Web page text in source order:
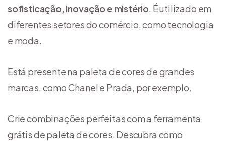
sofisticação, inovação e mistério. É utilizado em
diferentes setores do comércio, como tecnologia
e moda.
Está presente na paleta de cores de grandes
marcas, como Chanel e Prada, por exemplo.
Crie combinações perfeitas com a ferramenta
grátis de paleta de cores. Descubra como